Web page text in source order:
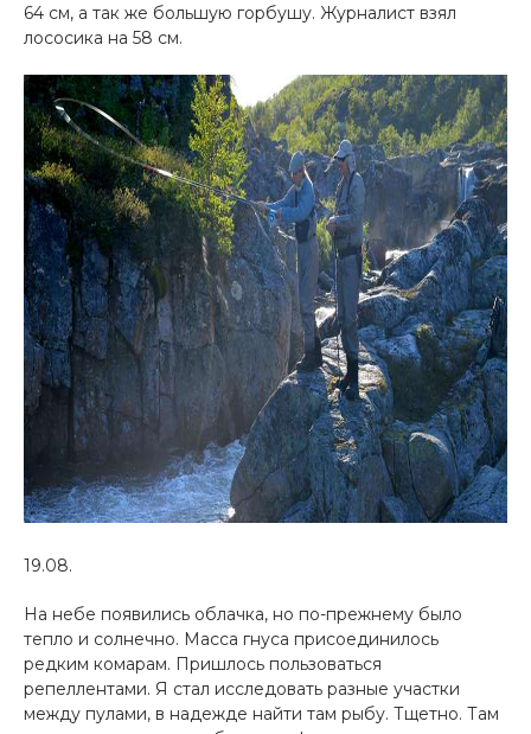
64 см, а так же большую горбушу. Журналист взял
лососика на 58 см.
19.08.
На небе появились облачка, но по-прежнему было
тепло и солнечно. Масса гнуса присоединилось
редким комарам. Пришлось пользоваться
репеллентами. Я стал исследовать разные участки
между пулами, в надежде найти там рыбу. Тщетно. Там